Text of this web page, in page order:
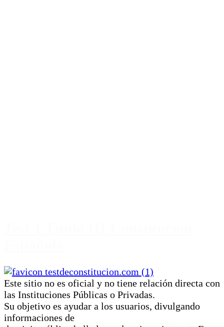
Este sitio no es oficial y no tiene relación directa con
las Instituciones Públicas o Privadas.
Su objetivo es ayudar a los usuarios, divulgando
informaciones de